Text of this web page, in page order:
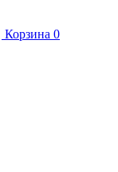
Корзина 0